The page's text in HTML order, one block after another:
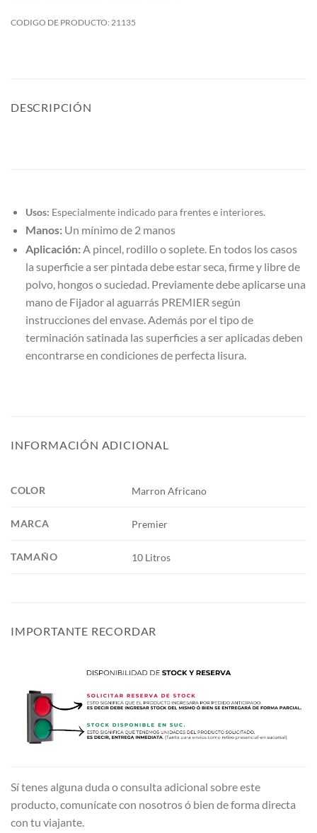
CODIGO DE PRODUCTO: 21135
DESCRIPCIÓN
Usos: Especialmente indicado para frentes e interiores.
Manos:Un mínimo de 2 manos
Aplicación: A pincel, rodillo o soplete. En todos los casos
la superficie a ser pintada debe estar seca, firme y libre de
polvo, hongos o suciedad. Previamente debe aplicarse una
mano de Fijador al aguarrás PREMIER según
instrucciones del envase. Además por el tipo de
terminación satinada las superficies a ser aplicadas deben
encontrarse en condiciones de perfecta lisura.
INFORMACIÓN ADICIONAL
COLOR Marron Africano
MARCA Premier
TAMAÑO 10 Litros
IMPORTANTE RECORDAR
Sí tenes alguna duda o consulta adicional sobre este
producto, comunícate con nosotros ó bien de forma directa
con tu viajante.